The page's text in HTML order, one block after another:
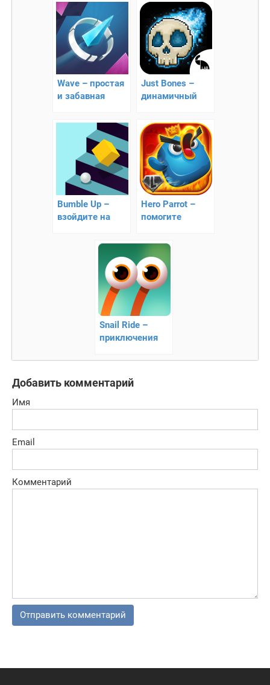
Wave – простая
и забавная
Just Bones –
динамичный
Bumble Up –
взойдите на
Hero Parrot –
помогите
Snail Ride –
приключения
Добавить комментарий
Имя
Email
Комментарий